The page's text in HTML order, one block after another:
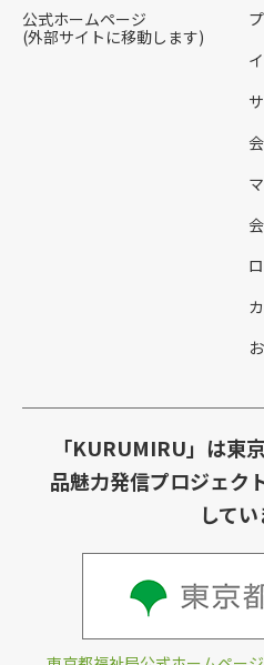
公式ホームページ
(外部サイトに移動します)
「KURUMIRU」は東
品魅力発信プロジェク
して